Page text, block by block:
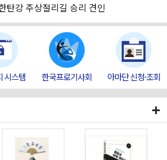
탄강 주상절리길 승리 견인
시스템 한국프로기사회 아마단 신청·조회